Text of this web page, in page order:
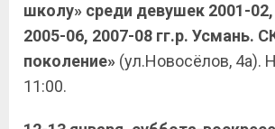
школу» среди девушек 2001-
2005-06, 2007-08 гг.р. Усмань.
поколение» (ул.Новосёлов, 4а).
11:00.